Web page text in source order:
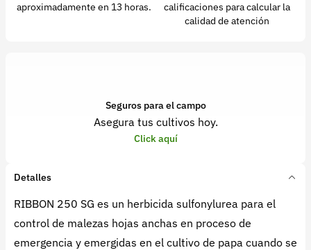
aproximadamente en 13 horas.
calificaciones para calcular la
calidad de atención
Seguros para el campo
Asegura tus cultivos hoy.
Click aquí
Detalles
RIBBON 250 SG es un herbicida sulfonylurea para el
control de malezas hojas anchas en proceso de
emergencia y emergidas en el cultivo de papa cuando se